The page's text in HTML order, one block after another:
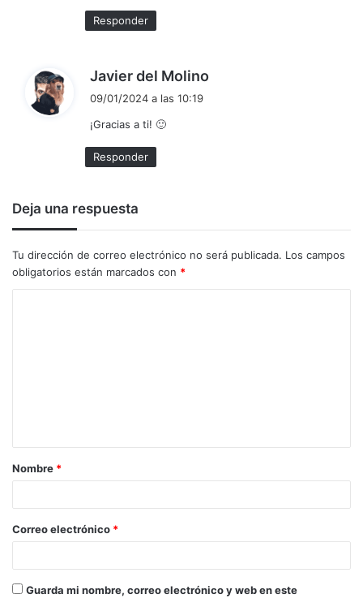
Responder
Javier del Molino
09/01/2024 a las 10:19
¡Gracias a ti! 🙂
Responder
Deja una respuesta
Tu dirección de correo electrónico no será publicada. Los campos
obligatorios están marcados con *
a
r
*
Nombre *
Correo electrónico *
Guarda mi nombre, correo electrónico y web en este